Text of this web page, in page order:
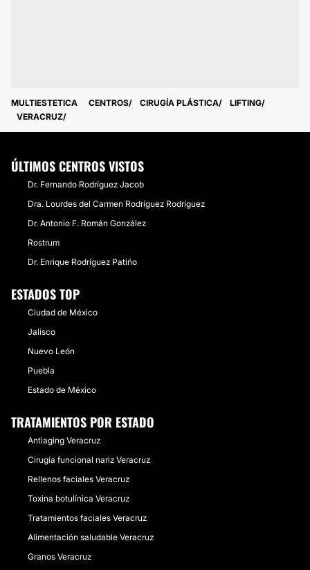
MULTIESTETICA CENTROS CIRUGÍA PLÁSTICA
LIFTING
VERACRUZ
ÚLTIMOS CENTROS VISTOS
Dr. Fernando Rodríguez Jacob
Dra. Lourdes del Carmen Rodríguez Rodríguez
Dr. Antonio F. Román González
Rostrum
Dr. Enrique Rodríguez Patiño
ESTADOS TOP
Ciudad de México
Jalisco
Nuevo León
Puebla
Estado de México
TRATAMIENTOS POR ESTADO
Antiaging Veracruz
Cirugía funcional nariz Veracruz
Rellenos faciales Veracruz
Toxina botulínica Veracruz
Tratamientos faciales Veracruz
Alimentación saludable Veracruz
Granos Veracruz